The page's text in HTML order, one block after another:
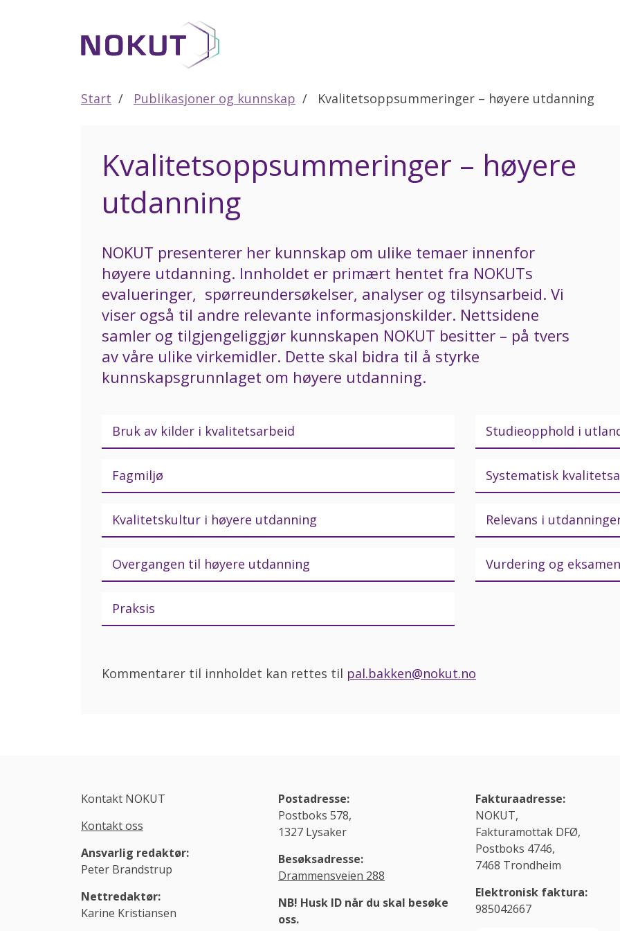
Start Publikasjoner og kunnskap Kvalitetsoppsummeringer – høyere utdanning
Kvalitetsoppsummeringer – høyere
utdanning
NOKUT presenterer her kunnskap om ulike temaer innenfor
høyere utdanning. Innholdet er primært hentet fra NOKUTs
evalueringer, spørreundersøkelser, analyser og tilsynsarbeid. Vi
viser også til andre relevante informasjonskilder. Nettsidene
samler og tilgjengeliggjør kunnskapen NOKUT besitter – på tvers
av våre ulike virkemidler. Dette skal bidra til å styrke
kunnskapsgrunnlaget om høyere utdanning.
Bruk av kilder i kvalitetsarbeid
Fagmiljø
Kvalitetskultur i høyere utdanning
Overgangen til høyere utdanning
Praksis
Studieopphold i
Systematisk
Relevans i
Vurdering og eksamen
Kommentarer til innholdet kan rettes til pal.bakken@nokut.no
Kontakt NOKUT
Kontakt oss
Ansvarlig redaktør:
Peter Brandstrup
Nettredaktør:
Karine Kristiansen
Postadresse:
Postboks 578,
1327 Lysaker
Besøksadresse:
Drammensveien 288
NB! Husk ID når du skal besøke
oss.
Fakturaadresse:
NOKUT,
Fakturamottak DFØ,
Postboks 4746,
7468 Trondheim
Elektronisk faktura:
985042667